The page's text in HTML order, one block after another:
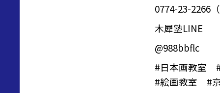
0774-23-2266
木犀塾LINE
@988bbflc
#日本画教室
#絵画教室 #